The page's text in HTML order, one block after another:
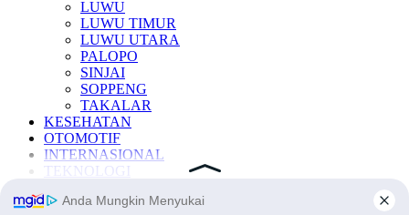
LUWU
LUWU TIMUR
LUWU UTARA
PALOPO
SINJAI
SOPPENG
TAKALAR
KESEHATAN
OTOMOTIF
INTERNASIONAL
TEKNOLOGI
LAINNYA